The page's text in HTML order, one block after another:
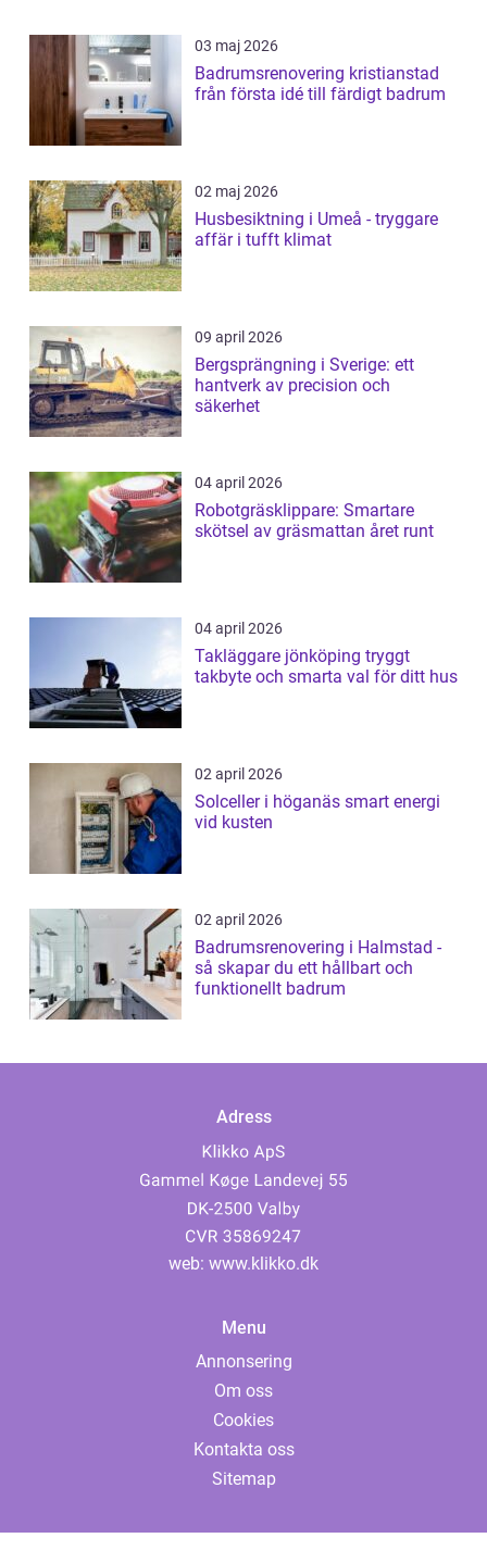
03 maj 2026
Badrumsrenovering kristianstad
från första idé till färdigt badrum
02 maj 2026
Husbesiktning i Umeå - tryggare
affär i tufft klimat
09 april 2026
Bergsprängning i Sverige: ett
hantverk av precision och
säkerhet
04 april 2026
Robotgräsklippare: Smartare
skötsel av gräsmattan året runt
04 april 2026
Takläggare jönköping tryggt
takbyte och smarta val för ditt hus
02 april 2026
Solceller i höganäs smart energi
vid kusten
02 april 2026
Badrumsrenovering i Halmstad -
så skapar du ett hållbart och
funktionellt badrum
Adress
web: www.klikko.dk
Menu
Annonsering
Om oss
Cookies
Kontakta oss
Sitemap